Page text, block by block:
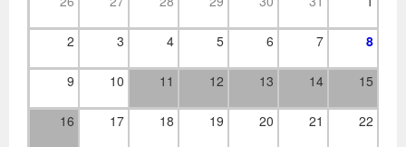
2 3 4 5 6 7 8
9 10 11 12 13 14 15
16 17 18 19 20 21 22